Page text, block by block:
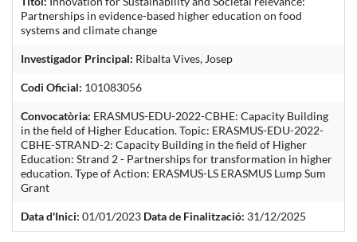
Partnerships in evidence-based higher education on food
systems and climate change
Investigador Principal: Ribalta Vives, Josep
Codi Oficial: 101083056
Convocatòria: ERASMUS-EDU-2022-CBHE: Capacity Building
in the field of Higher Education. Topic: ERASMUS-EDU-2022-
CBHE-STRAND-2: Capacity Building in the field of Higher
Education: Strand 2 - Partnerships for transformation in higher
education. Type of Action: ERASMUS-LS ERASMUS Lump Sum
Grant
Data d'Inici: 01/01/2023 Data de Finalització: 31/12/2025